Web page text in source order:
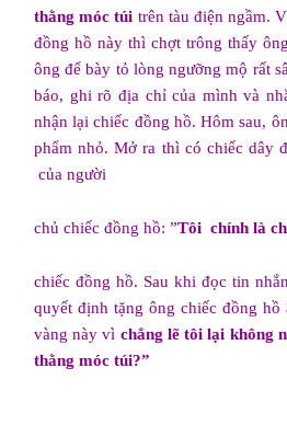
thằng móc túi trên tàu điện ngầm.
đồng hồ này thì chợt trông thấy
ông để bày tỏ lòng ngưỡng mộ rất
báo, ghi rõ địa chỉ của mình và
nhận lại chiếc đồng hồ. Hôm sau,
phẩm nhỏ. Mở ra thì có chiếc dây
của người
chủ chiếc đồng hồ: ”Tôi chính là
chiếc đồng hồ. Sau khi đọc tin
quyết định tặng ông chiếc đồng
vàng này vì chẳng lẽ tôi lại không
thằng móc túi?”